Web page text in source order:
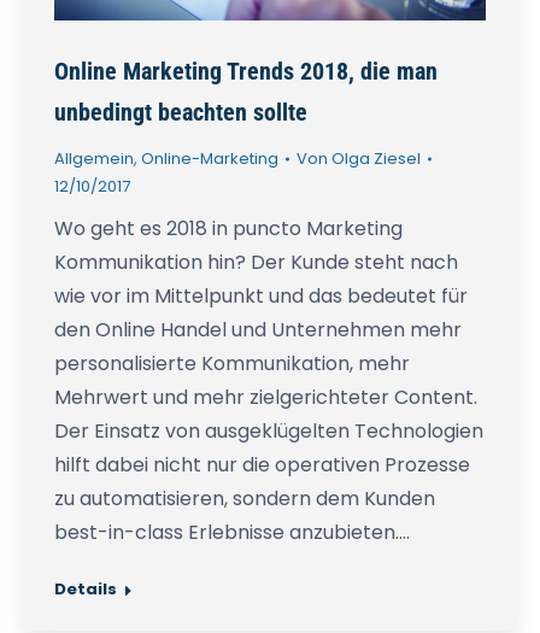
Online Marketing Trends 2018, die man
unbedingt beachten sollte
Allgemein, Online-Marketing Von Olga Ziesel
12/10/2017
Wo geht es 2018 in puncto Marketing
Kommunikation hin? Der Kunde steht nach
wie vor im Mittelpunkt und das bedeutet für
den Online Handel und Unternehmen mehr
personalisierte Kommunikation, mehr
Mehrwert und mehr zielgerichteter Content.
Der Einsatz von ausgeklügelten Technologien
hilft dabei nicht nur die operativen Prozesse
zu automatisieren, sondern dem Kunden
best-in-class Erlebnisse anzubieten.…
Details